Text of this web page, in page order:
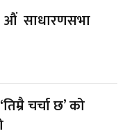
औं साधारणसभा
चर्चा छ’ को